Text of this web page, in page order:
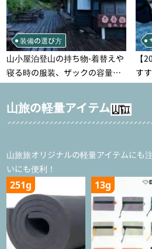
装備の選び方
山小屋泊登山の持ち物‐着替えや
寝る時の服装、ザックの容量な
どを徹底紹介！1泊2日、2泊3日
用のリスト付き
【
す
ラ
山旅の軽量アイテム
山旅旅オリジナルの軽量アイテムに
いにも便利！
251g 13g